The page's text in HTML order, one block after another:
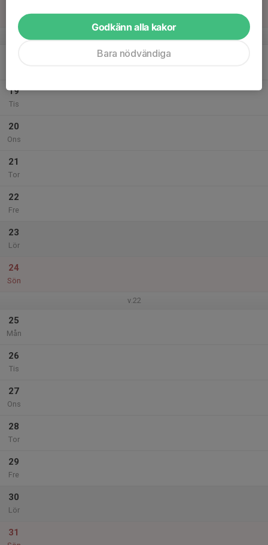
19
Tis
20
Ons
21
Tor
22
Fre
23
Lör
24
Sön
v.22
25
Mån
26
Tis
27
Ons
28
Tor
29
Fre
30
Lör
31
Godkänn alla kakor
Bara nödvändiga